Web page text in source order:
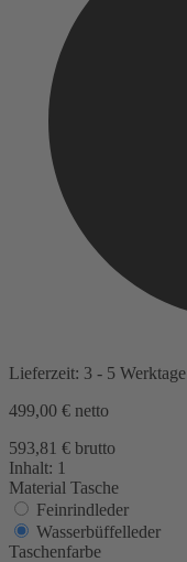
Lieferzeit: 3 - 5 Werktage
499,00 € netto
593,81 € brutto
Inhalt: 1
Material Tasche
Feinrindleder
Wasserbüffelleder
Taschenfarbe